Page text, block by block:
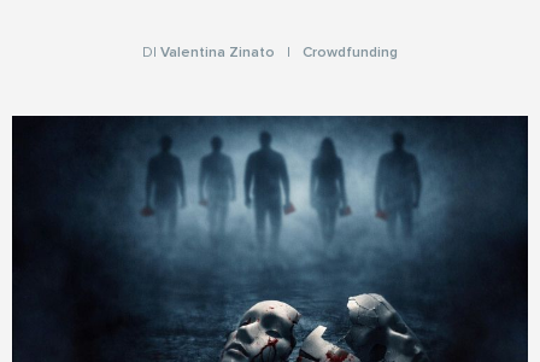
DI Valentina Zinato Crowdfunding